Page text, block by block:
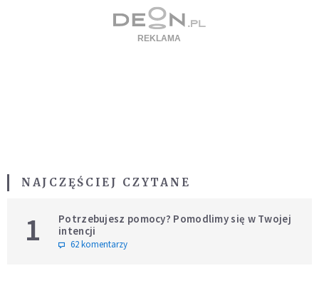
NAJCZĘŚCIEJ CZYTANE
1
Potrzebujesz pomocy? Pomodlimy się w Twojej
intencji
62 komentarzy